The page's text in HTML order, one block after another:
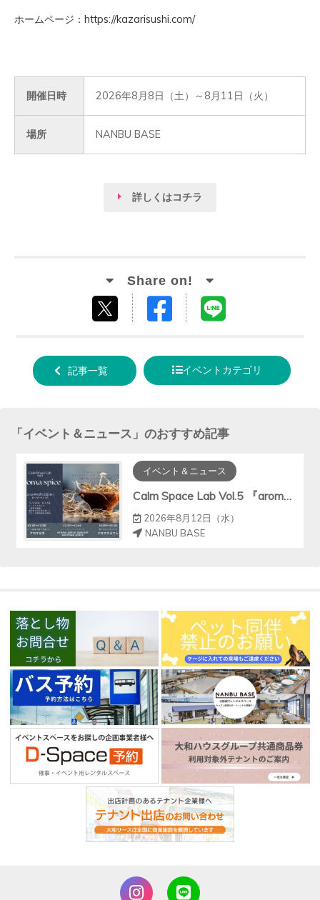
ホームページ： https://kazarisushi.com/
開催日時 2026年8月8日（土）～8月11日（火）
場所 NANBU BASE
詳しくはコチラ
する
Facebook
る
記事一覧 イベントカテゴリ
「イベント＆ニュース 」のおすすめ記事
イベント＆ニュース
Calm Space Lab Vol.5 『aroma spice』
2026年8月12日（水）
NANBU BASE